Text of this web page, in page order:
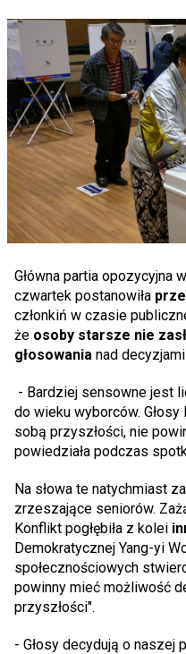
Główna partia opozycyjna w
czwartek postanowiła
członkiń w czasie
że osoby starsze nie
głosowania nad
- Bardziej sensowne jest
do wieku wyborców.
sobą przyszłości, nie
powiedziała podczas
Na słowa te natychmiast
zrzeszające seniorów.
Konflikt pogłębiła z kolei
Demokratycznej Yang-yi
społecznościowych
powinny mieć możliwość
przyszłości".
- Głosy decydują o naszej